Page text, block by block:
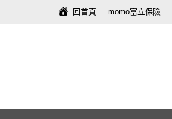
回首頁 momo富立保險